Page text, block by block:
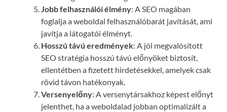
Jobb felhasználói élmény: A SEO magában
foglalja a weboldal felhasználóbarát javítását, ami
javítja a látogatói élményt.
Hosszú távú eredmények: A jól megvalósított
SEO stratégia hosszú távú előnyöket biztosít,
ellentétben a fizetett hirdetésekkel, amelyek csak
rövid távon hatékonyak.
Versenyelőny: A versenytársakhoz képest előnyt
jelenthet, ha a weboldalad jobban optimalizált a